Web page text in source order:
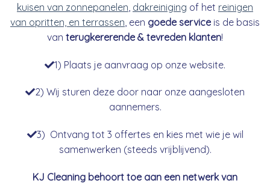
kuisen van zonnepanelen dakreiniging of het reinigen
van opritten, en terrassen , een goede serviceis de basis
van terugkererende & tevreden klanten!
1) Plaats je aanvraag op onze website.
2) Wij sturen deze door naar onze aangesloten
aannemers.
3) Ontvang tot 3 offertes en kies met wie je wil
samenwerken (steeds vrijblijvend).
KJ Cleaning behoort toe aan een netwerk van